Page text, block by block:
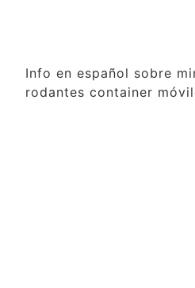
Info en español sobre
rodantes container